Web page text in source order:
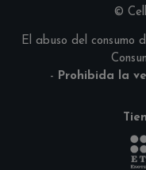
©
El abuso del consumo
- Prohibida la